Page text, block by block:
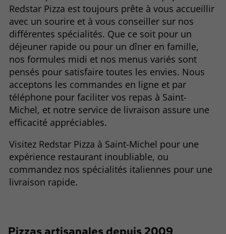
Redstar Pizza est toujours prête à vous accueillir
avec un sourire et à vous conseiller sur nos
différentes spécialités. Que ce soit pour un
déjeuner rapide ou pour un dîner en famille,
nos formules midi et nos menus variés sont
pensés pour satisfaire toutes les envies. Nous
acceptons les commandes en ligne et par
téléphone pour faciliter vos repas à Saint-
Michel, et notre service de livraison assure une
efficacité appréciables.
Visitez Redstar Pizza à Saint-Michel pour une
expérience restaurant inoubliable, ou
commandez nos spécialités italiennes pour une
livraison rapide.
Pizzas artisanales depuis 2009